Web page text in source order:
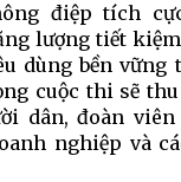
điệp tích
lượng tiết
dùng bền vững
cuộc thi sẽ
dân, đoàn
nghiệp và